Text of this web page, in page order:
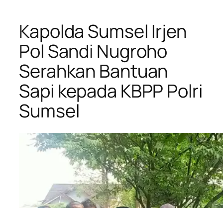
Kapolda Sumsel Irjen
Pol Sandi Nugroho
Serahkan Bantuan
Sapi kepada KBPP Polri
Sumsel